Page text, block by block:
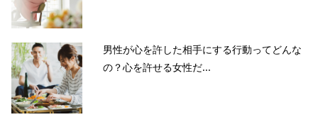
男性が心を許した相手にする行動ってどんな
の？心を許せる女性だ...